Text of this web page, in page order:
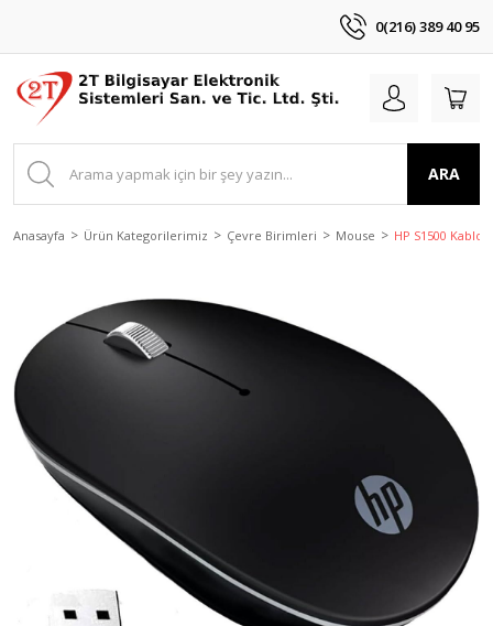
0(216) 389 40 95
ARA
Anasayfa Ürün Kategorilerimiz Çevre Birimleri Mouse HP S1500